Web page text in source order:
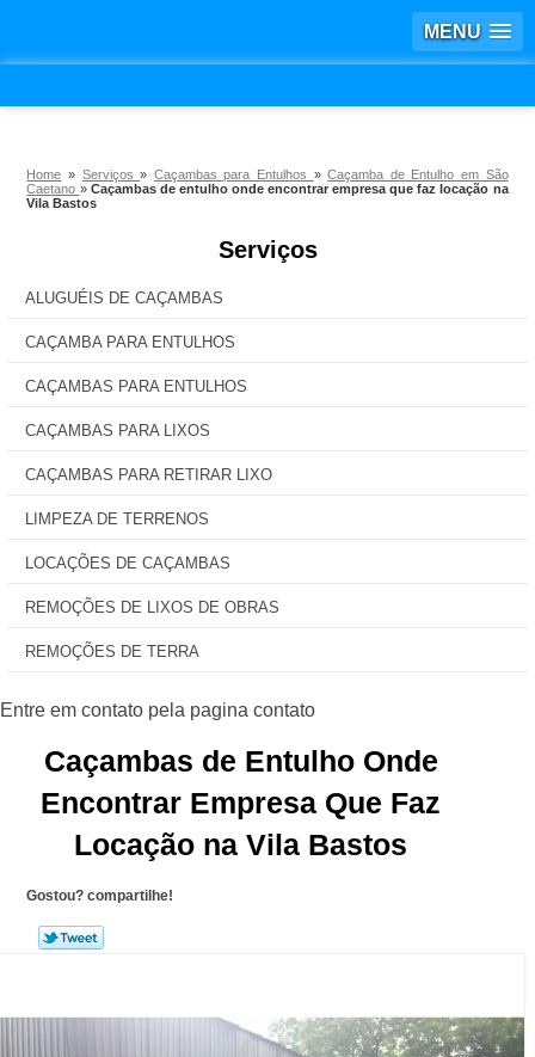
MENU
Home » Serviços» Caçambas para Entulhos »Caçamba de Entulho em São
Caetano » Caçambas de entulho onde encontrar empresa que faz locação na
Vila Bastos
Serviços
ALUGUÉIS DE CAÇAMBAS
CAÇAMBA PARA ENTULHOS
CAÇAMBAS PARA ENTULHOS
CAÇAMBAS PARA LIXOS
CAÇAMBAS PARA RETIRAR LIXO
LIMPEZA DE TERRENOS
LOCAÇÕES DE CAÇAMBAS
REMOÇÕES DE LIXOS DE OBRAS
REMOÇÕES DE TERRA
Caçambas de Entulho Onde
Encontrar Empresa Que Faz
Locação na Vila Bastos
Gostou? compartilhe!